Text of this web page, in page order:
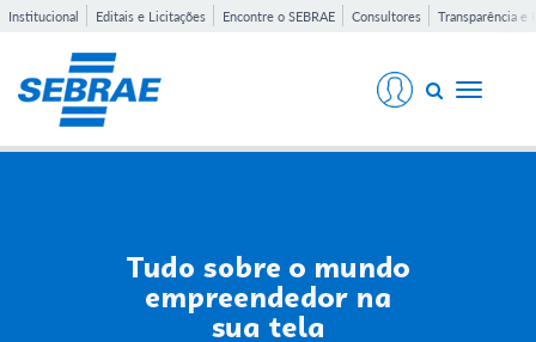
Institucional Editais e Licitações Encontre o SEBRAE Consultores Transparência e
Toggle